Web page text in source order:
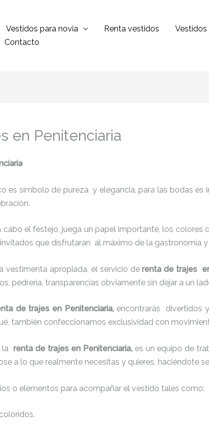
Vestidos para novia Renta vestidos
Contacto
en Penitenciaria
es símbolo de pureza y elegancia, para las bodas
cabo el festejo, juega un papel importante, los
que disfrutaran al máximo de la gastronomía y
vestimenta apropiada, el servicio derenta de trajes
pedrería, transparencias obviamente sin dejar a un
de trajes en Penitenciaria, encontrarás
divertidos
también confeccionamos exclusividad con
la renta de trajes en Penitenciaria,es un equipo de
a lo que realmente necesitas y quieres, haciéndote
o elementos para acompañar el vestido tales como: